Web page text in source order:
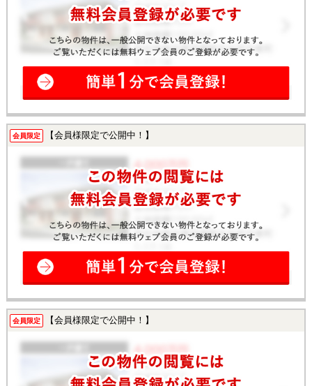
会員限定 【会員様限定で公開中！】
会員限定 【会員様限定で公開中！】